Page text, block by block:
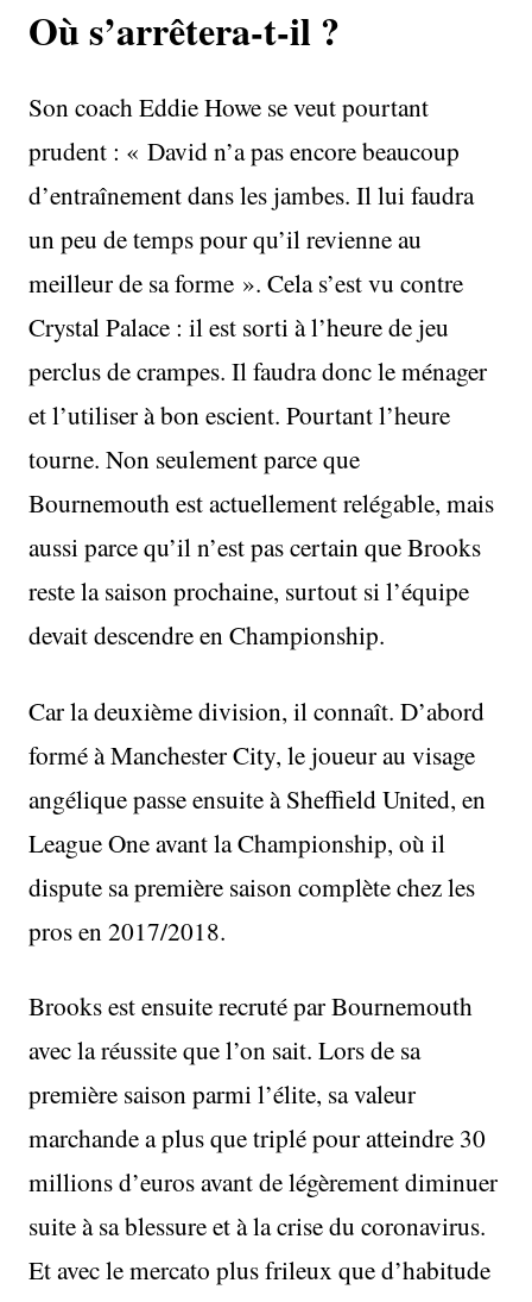
Où s’arrêtera-t-il ?
Son coach Eddie Howe se veut pourtant
prudent : « David n’a pas encore beaucoup
d’entraînement dans les jambes. Il lui faudra
un peu de temps pour qu’il revienne au
meilleur de sa forme ». Cela s’est vu contre
Crystal Palace : il est sorti à l’heure de jeu
perclus de crampes. Il faudra donc le ménager
et l’utiliser à bon escient. Pourtant l’heure
tourne. Non seulement parce que
Bournemouth est actuellement relégable, mais
aussi parce qu’il n’est pas certain que Brooks
reste la saison prochaine, surtout si l’équipe
devait descendre en Championship.
Car la deuxième division, il connaît. D’abord
formé à Manchester City, le joueur au visage
angélique passe ensuite à Sheffield United, en
League One avant la Championship, où il
dispute sa première saison complète chez les
pros en 2017/2018.
Brooks est ensuite recruté par Bournemouth
avec la réussite que l’on sait. Lors de sa
première saison parmi l’élite, sa valeur
marchande a plus que triplé pour atteindre 30
millions d’euros avant de légèrement diminuer
suite à sa blessure et à la crise du coronavirus.
Et avec le mercato plus frileux que d’habitude